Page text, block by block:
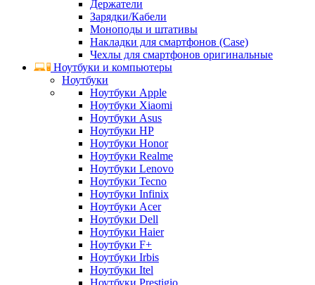
Держатели
Зарядки/Кабели
Моноподы и штативы
Накладки для смартфонов (Case)
Чехлы для смартфонов оригинальные
Ноутбуки и компьютеры
Ноутбуки
Ноутбуки Apple
Ноутбуки Xiaomi
Ноутбуки Asus
Ноутбуки HP
Ноутбуки Honor
Ноутбуки Realme
Ноутбуки Lenovo
Ноутбуки Tecno
Ноутбуки Infinix
Ноутбуки Acer
Ноутбуки Dell
Ноутбуки Haier
Ноутбуки F+
Ноутбуки Irbis
Ноутбуки Itel
Ноутбуки Prestigio